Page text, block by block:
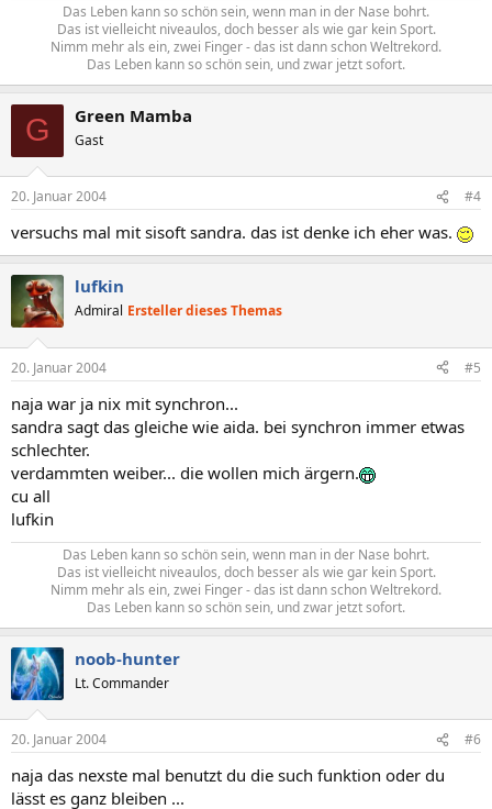
Das Leben kann so schön sein, wenn man in der Nase bohrt.
Das ist vielleicht niveaulos, doch besser als wie gar kein Sport.
Nimm mehr als ein, zwei Finger - das ist dann schon Weltrekord.
Das Leben kann so schön sein, und zwar jetzt sofort.​
G Green Mamba
Gast
20. Januar 2004 #4
versuchs mal mit sisoft sandra. das ist denke ich eher was.
lufkin
Admiral Ersteller dieses Themas
20. Januar 2004 #5
naja war ja nix mit synchron...
sandra sagt das gleiche wie aida. bei synchron immer etwas
schlechter.
verdammten weiber... die wollen mich ärgern.
cu all
lufkin
Das Leben kann so schön sein, wenn man in der Nase bohrt.
Das ist vielleicht niveaulos, doch besser als wie gar kein Sport.
Nimm mehr als ein, zwei Finger - das ist dann schon Weltrekord.
Das Leben kann so schön sein, und zwar jetzt sofort.​
noob-hunter
Lt. Commander
20. Januar 2004 #6
naja das nexste mal benutzt du die such funktion oder du
lässt es ganz bleiben ...